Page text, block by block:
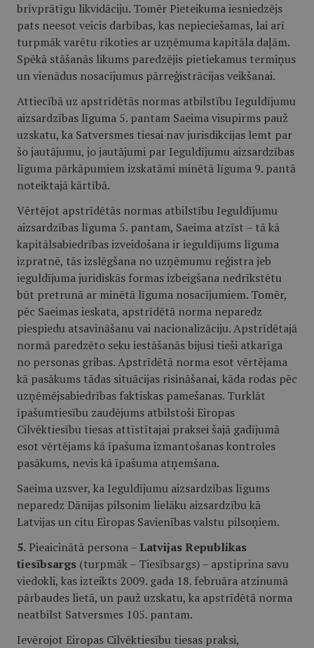
brīvprātīgu likvidāciju. Tomēr Pieteikuma iesniedzējs
pats neesot veicis darbības, kas nepieciešamas, lai arī
turpmāk varētu rīkoties ar uzņēmuma kapitāla daļām.
Spēkā stāšanās likums paredzējis pietiekamus termiņus
un vienādus nosacījumus pārreģistrācijas veikšanai.
Attiecībā uz apstrīdētās normas atbilstību Ieguldījumu
aizsardzības līguma 5. pantam Saeima visupirms pauž
uzskatu, ka Satversmes tiesai nav jurisdikcijas lemt par
šo jautājumu, jo jautājumi par Ieguldījumu aizsardzības
līguma pārkāpumiem izskatāmi minētā līguma 9. pantā
noteiktajā kārtībā.
Vērtējot apstrīdētās normas atbilstību Ieguldījumu
aizsardzības līguma 5. pantam, Saeima atzīst – tā kā
kapitālsabiedrības izveidošana ir ieguldījums līguma
izpratnē, tās izslēgšana no uzņēmumu reģistra jeb
ieguldījuma juridiskās formas izbeigšana nedrīkstētu
būt pretrunā ar minētā līguma nosacījumiem. Tomēr,
pēc Saeimas ieskata, apstrīdētā norma neparedz
piespiedu atsavināšanu vai nacionalizāciju. Apstrīdētajā
normā paredzēto seku iestāšanās bijusi tieši atkarīga
no personas gribas. Apstrīdētā norma esot vērtējama
kā pasākums tādas situācijas risināšanai, kāda rodas pēc
uzņēmējsabiedrības faktiskas pamešanas. Turklāt
īpašumtiesību zaudējums atbilstoši Eiropas
Cilvēktiesību tiesas attīstītajai praksei šajā gadījumā
esot vērtējams kā īpašuma izmantošanas kontroles
pasākums, nevis kā īpašuma atņemšana.
Saeima uzsver, ka Ieguldījumu aizsardzības līgums
neparedz Dānijas pilsonim lielāku aizsardzību kā
Latvijas un citu Eiropas Savienības valstu pilsoņiem.
5. Pieaicinātā persona – Latvijas Republikas
tiesībsargs (turpmāk – Tiesībsargs) – apstiprina savu
viedokli, kas izteikts 2009. gada 18. februāra atzinumā
pārbaudes lietā, un pauž uzskatu, ka apstrīdētā norma
neatbilst Satversmes 105. pantam.
Ievērojot Eiropas Cilvēktiesību tiesas praksi,